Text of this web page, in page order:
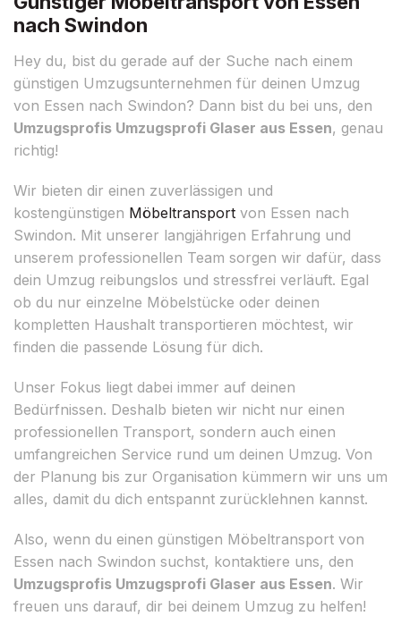
nach Swindon
Hey du, bist du gerade auf der Suche nach einem
günstigen Umzugsunternehmen für deinen Umzug
von Essen nach Swindon? Dann bist du bei uns, den
Umzugsprofis Umzugsprofi Glaser aus Essen, genau
richtig!
Wir bieten dir einen zuverlässigen und
kostengünstigen Möbeltransport von Essen nach
Swindon. Mit unserer langjährigen Erfahrung und
unserem professionellen Team sorgen wir dafür, dass
dein Umzug reibungslos und stressfrei verläuft. Egal
ob du nur einzelne Möbelstücke oder deinen
kompletten Haushalt transportieren möchtest, wir
finden die passende Lösung für dich.
Unser Fokus liegt dabei immer auf deinen
Bedürfnissen. Deshalb bieten wir nicht nur einen
professionellen Transport, sondern auch einen
umfangreichen Service rund um deinen Umzug. Von
der Planung bis zur Organisation kümmern wir uns um
alles, damit du dich entspannt zurücklehnen kannst.
Also, wenn du einen günstigen Möbeltransport von
Essen nach Swindon suchst, kontaktiere uns, den
Umzugsprofis Umzugsprofi Glaser aus Essen. Wir
freuen uns darauf, dir bei deinem Umzug zu helfen!